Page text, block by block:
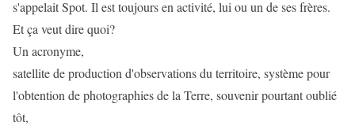
s'appelait Spot. Il est toujours en activité, lui ou un de ses frères.
Et ça veut dire quoi?
Un acronyme,
satellite de production d'observations du territoire, système pour
l'obtention de photographies de la Terre, souvenir pourtant oublié
tôt,